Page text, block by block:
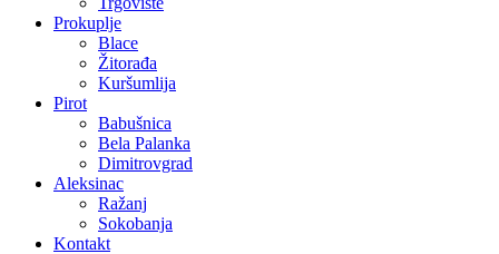
Prokuplje
Blace
Žitorađa
Kuršumlija
Pirot
Babušnica
Bela Palanka
Dimitrovgrad
Aleksinac
Ražanj
Sokobanja
Kontakt